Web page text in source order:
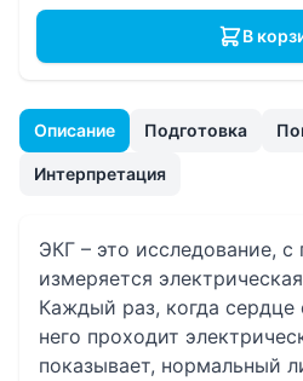
Описание Подготовка
Интерпретация
ЭКГ – это исследование,
измеряется
Каждый раз, когда сердце
него проходит
показывает, нормальный
В